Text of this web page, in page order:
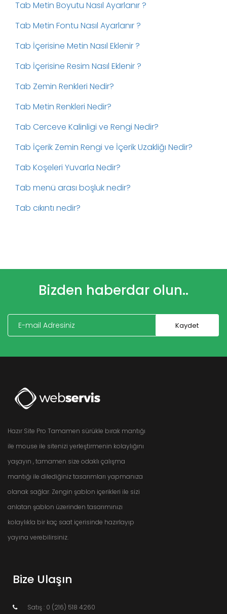
Tab Metin Boyutu Nasıl Ayarlanır ?
Tab Metin Fontu Nasıl Ayarlanır ?
Tab İçerisine Metin Nasıl Eklenir ?
Tab İçerisine Resim Nasıl Eklenir ?
Tab Zemin Renkleri Nedir?
Tab Metin Renkleri Nedir?
Tab Cerceve Kalinligi ve Rengi Nedir?
Tab İçerik Zemin Rengi ve İçerik Uzakliğı Nedir?
Tab Koşeleri Yuvarla Nedir?
Tab menü arası boşluk nedir?
Tab cıkıntı nedir?
Bizden haberdar olun..
Hazır Site Pro Tamamen sürükle bırak mantığı
ile mouse ile sitenizi yerleştirmenin kolaylığını
yaşayın , tamamen size odaklı çalışma
mantığı ile dilediğiniz tasarımları yapmanıza
olanak sağlar. Zengin şablon içerikleri ile sizi
anlatan şablon üzerinden tasarımınızı
kolaylıkla bir kaç saat içerisinde hazırlayıp
yayına verebilirsiniz.
Bize Ulaşın
Satış : 0 (216) 518 4260